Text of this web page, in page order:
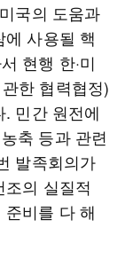
국의 도움과
사용될 핵
현행 한·미
한 협력협정)
민간 원전에
축 등과 관련
발족회의가
의 실질적
비를 다 해